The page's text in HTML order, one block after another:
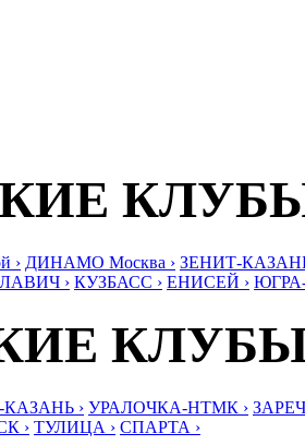
› ДИНАМО Москва › ЗЕНИТ-
› КУЗБАСС › ЕНИСЕЙ ›
› УРАЛОЧКА-НТМК ›
› ТУЛИЦА › СПАРТА ›